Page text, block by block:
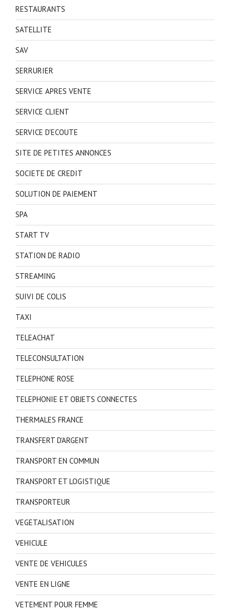
RESTAURANTS
SATELLITE
SAV
SERRURIER
SERVICE APRES VENTE
SERVICE CLIENT
SERVICE D'ECOUTE
SITE DE PETITES ANNONCES
SOCIETE DE CREDIT
SOLUTION DE PAIEMENT
SPA
START TV
STATION DE RADIO
STREAMING
SUIVI DE COLIS
TAXI
TELEACHAT
TELECONSULTATION
TELEPHONE ROSE
TELEPHONIE ET OBJETS CONNECTES
THERMALES FRANCE
TRANSFERT D'ARGENT
TRANSPORT EN COMMUN
TRANSPORT ET LOGISTIQUE
TRANSPORTEUR
VEGETALISATION
VEHICULE
VENTE DE VEHICULES
VENTE EN LIGNE
VETEMENT POUR FEMME